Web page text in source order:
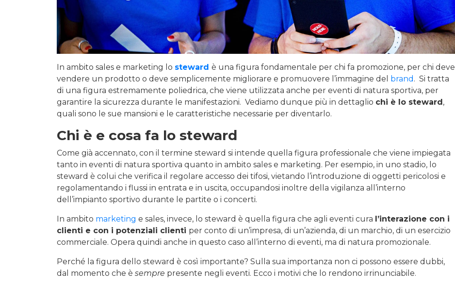
In ambito sales e marketing lo steward è una figura fondamentale per chi fa promozione, per chi deve
vendere un prodotto o deve semplicemente migliorare e promuovere l’immagine del brand . Si tratta
di una figura estremamente poliedrica, che viene utilizzata anche per eventi di natura sportiva, per
garantire la sicurezza durante le manifestazioni. Vediamo dunque più in dettaglio chi è lo steward,
quali sono le sue mansioni e le caratteristiche necessarie per diventarlo.
Chi è e cosa fa lo steward
Come già accennato, con il termine steward si intende quella figura professionale che viene impiegata
tanto in eventi di natura sportiva quanto in ambito sales e marketing. Per esempio, in uno stadio, lo
steward è colui che verifica il regolare accesso dei tifosi, vietando l’introduzione di oggetti pericolosi e
regolamentando i flussi in entrata e in uscita, occupandosi inoltre della vigilanza all’interno
dell’impianto sportivo durante le partite o i concerti.
In ambito marketing e sales, invece, lo steward è quella figura che agli eventi cura l’interazione con i
clienti e con i potenziali clienti per conto di un’impresa, di un’azienda, di un marchio, di un esercizio
commerciale. Opera quindi anche in questo caso all’interno di eventi, ma di natura promozionale.
Perché la figura dello steward è così importante? Sulla sua importanza non ci possono essere dubbi,
dal momento che è sempre presente negli eventi. Ecco i motivi che lo rendono irrinunciabile.